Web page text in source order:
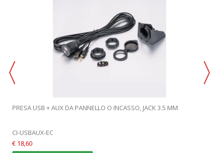
PRESA USB + AUX DA PANNELLO O INCASSO, JACK 3.5 MM
CI-USBAUX-EC
€ 18,60